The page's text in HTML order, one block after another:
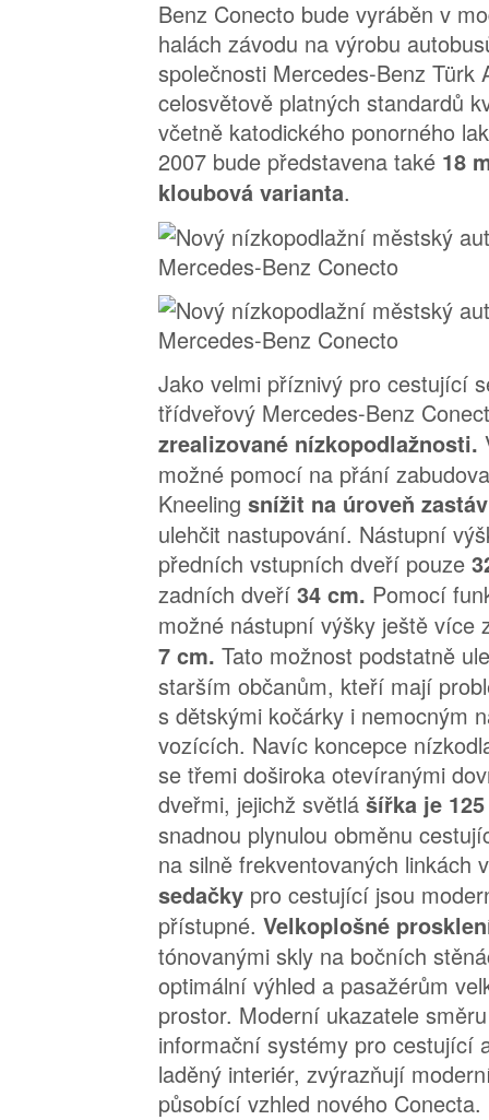
Benz Conecto bude vyráběn v
halách závodu na výrobu
společnosti Mercedes-Benz Türk
celosvětově platných standardů
včetně katodického ponorného
2007 bude představena také 18
kloubová varianta.
Jako velmi příznivý pro cestující
třídveřový Mercedes-Benz
zrealizované nízkopodlažnosti.
možné pomocí na přání
Kneeling snížit na úroveň
ulehčit nastupování. Nástupní
předních vstupních dveří pouze
zadních dveří 34 cm. Pomocí
možné nástupní výšky ještě více
7 cm. Tato možnost podstatně
starším občanům, kteří mají
s dětskými kočárky i nemocným
vozících. Navíc koncepce
se třemi doširoka otevíranými
dveřmi, jejichž světlá šířka je
snadnou plynulou obměnu
na silně frekventovaných linkách
sedačky pro cestující jsou
přístupné. Velkoplošné
tónovanými skly na bočních
optimální výhled a pasažérům
prostor. Moderní ukazatele
informační systémy pro cestující
laděný interiér, zvýrazňují
působící vzhled nového Conecta.